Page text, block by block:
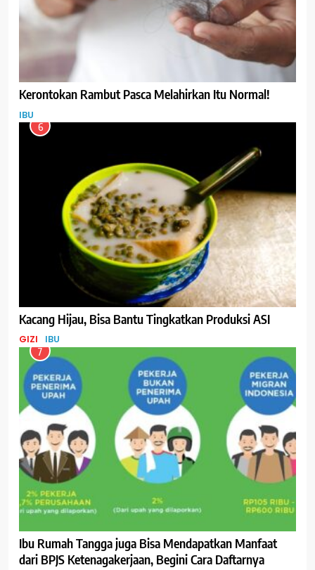
Kerontokan Rambut Pasca Melahirkan Itu Normal!
IBU
6
Kacang Hijau, Bisa Bantu Tingkatkan Produksi ASI
GIZI IBU
7
Ibu Rumah Tangga juga Bisa Mendapatkan Manfaat
dari BPJS Ketenagakerjaan, Begini Cara Daftarnya